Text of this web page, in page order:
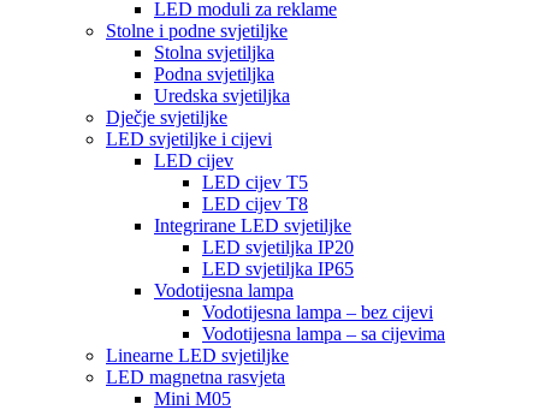
LED moduli za reklame
Stolne i podne svjetiljke
Stolna svjetiljka
Podna svjetiljka
Uredska svjetiljka
Dječje svjetiljke
LED svjetiljke i cijevi
LED cijev
LED cijev T5
LED cijev T8
Integrirane LED svjetiljke
LED svjetiljka IP20
LED svjetiljka IP65
Vodotijesna lampa
Vodotijesna lampa – bez cijevi
Vodotijesna lampa – sa cijevima
Linearne LED svjetiljke
LED magnetna rasvjeta
Mini M05